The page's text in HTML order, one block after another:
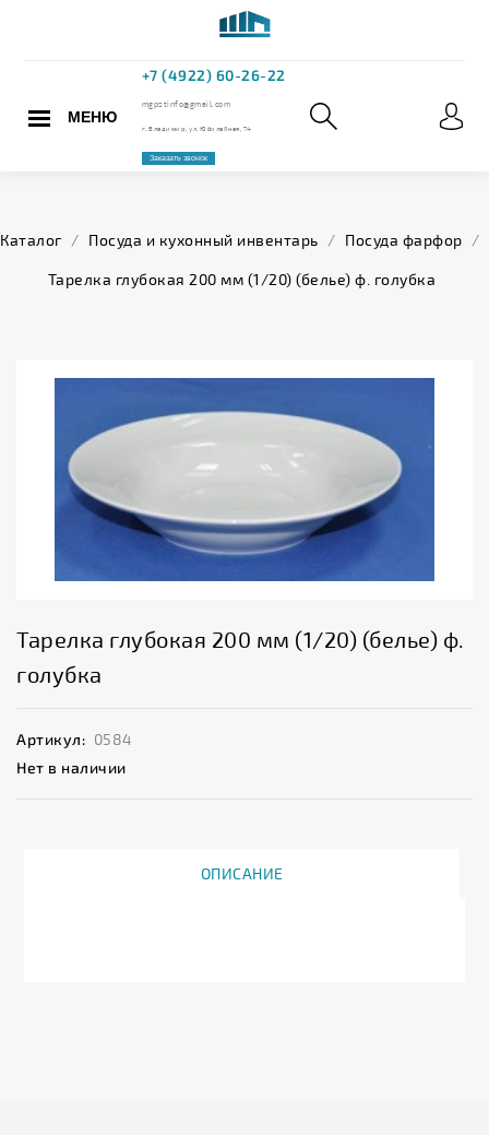
МЕНЮ
Каталог / Посуда и кухонный инвентарь / Посуда фарфор /
Тарелка глубокая 200 мм (1/20) (белье) ф. голубка
Тарелка глубокая 200 мм (1/20) (белье) ф.
голубка
Артикул: 0584
Нет в наличии
ОПИСАНИЕ